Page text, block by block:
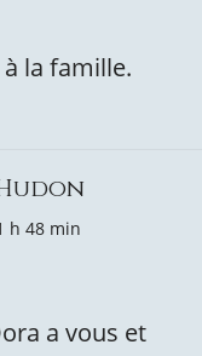
la famille.
h 48 min
a vous et